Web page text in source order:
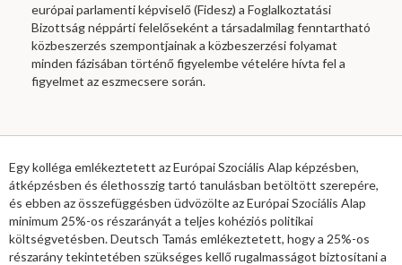
európai parlamenti képviselő (Fidesz) a Foglalkoztatási
Bizottság néppárti felelőseként a társadalmilag fenntartható
közbeszerzés szempontjainak a közbeszerzési folyamat
minden fázisában történő figyelembe vételére hívta fel a
figyelmet az eszmecsere során.
Egy kolléga emlékeztetett az Európai Szociális Alap képzésben,
átképzésben és élethosszig tartó tanulásban betöltött szerepére,
és ebben az összefüggésben üdvözölte az Európai Szociális Alap
minimum 25%-os részarányát a teljes kohéziós politikai
költségvetésben. Deutsch Tamás emlékeztetett, hogy a 25%-os
részarány tekintetében szükséges kellő rugalmasságot biztosítani a